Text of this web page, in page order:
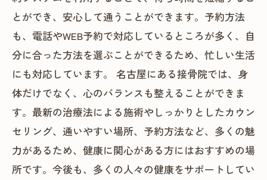
とができ、安心して通うことができます。予約方法
も、電話やWEB予約で対応しているところが多く、自
分に合った方法を選ぶことができるため、忙しい生活
にも対応しています。 名古屋にある接骨院では、身
体だけでなく、心のバランスも整えることができま
す。最新の治療法による施術やしっかりとしたカウン
セリング、通いやすい場所、予約方法など、多くの魅
力があるため、健康に関心がある方にはおすすめの場
所です。今後も、多くの人々の健康をサポートしてい